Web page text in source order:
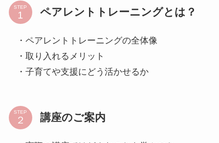
STEP ペアレントトレーニングとは？
・ペアレントトレーニングの全体像
・取り入れるメリット
・子育てや支援にどう活かせるか
STEP 講座のご案内